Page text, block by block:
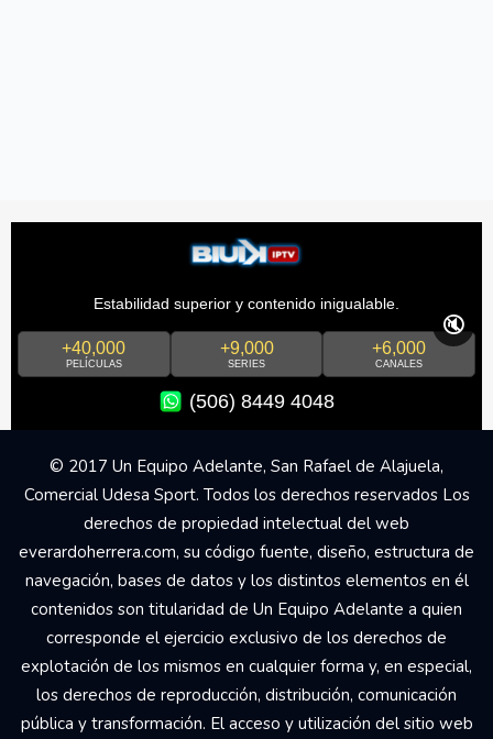
Estabilidad superior y contenido inigualable.
+40,000
PELÍCULAS
+9,000
SERIES
+6,000
CANALES
(506) 8449 4048
🔇
© 2017 Un Equipo Adelante, San Rafael de Alajuela,
Comercial Udesa Sport. Todos los derechos reservados Los
derechos de propiedad intelectual del web
everardoherrera.com, su código fuente, diseño, estructura de
navegación, bases de datos y los distintos elementos en él
contenidos son titularidad de Un Equipo Adelante a quien
corresponde el ejercicio exclusivo de los derechos de
explotación de los mismos en cualquier forma y, en especial,
los derechos de reproducción, distribución, comunicación
pública y transformación. El acceso y utilización del sitio web